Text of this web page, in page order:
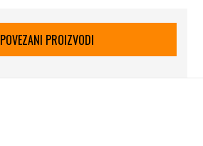
POVEZANI PROIZVODI